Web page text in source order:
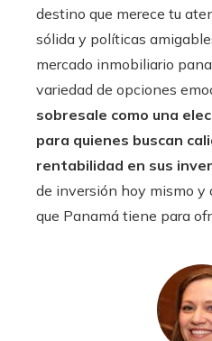
destino que merece tu
sólida y políticas
mercado inmobiliario
variedad de opciones
sobresale como una
para quienes buscan
rentabilidad en sus
de inversión hoy mismo y
que Panamá tiene para